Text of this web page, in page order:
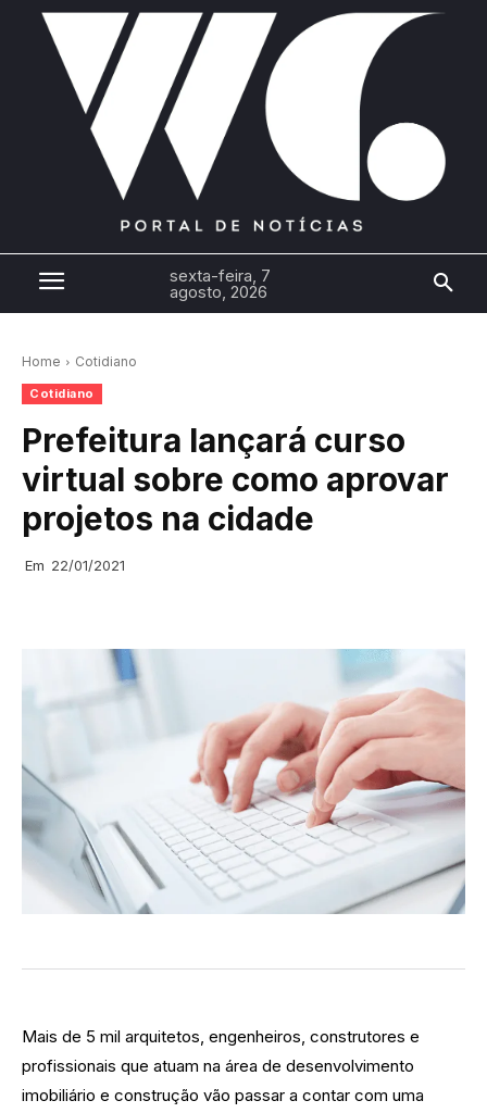
sexta-feira, 7
agosto, 2026
Home Cotidiano
Cotidiano
Prefeitura lançará curso
virtual sobre como aprovar
projetos na cidade
Em 22/01/2021
Mais de 5 mil arquitetos, engenheiros, construtores e
profissionais que atuam na área de desenvolvimento
imobiliário e construção vão passar a contar com uma